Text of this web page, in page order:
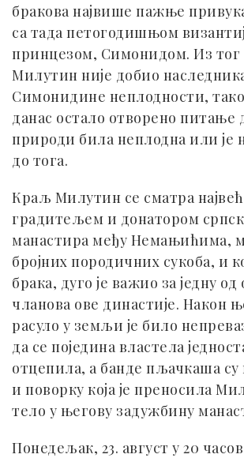
бракова највише пажње
са тада петогодишњом
принцезом, Симонидом. Из тог
Милутин није добио
Симонидине неплодности, тако
данас остало отворено питање
природи била неплодна или је
до тога.
Краљ Милутин се сматра
градитељем и донатором
манастира међу Немањићима,
бројних породичних сукоба, и
брака, дуго је важио за једну
чланова ове династије. Након
расуло у земљи је било
да се поједина властела
отцепила, а банде пљачкаша су
и поворку која је преносила
тело у његову задужбину
Понедељак, 23. август у 20